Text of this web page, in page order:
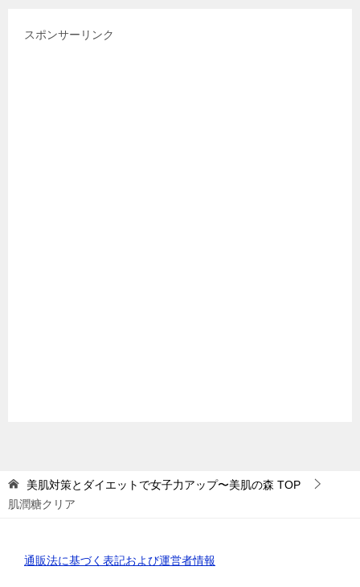
スポンサーリンク
美肌対策とダイエットで女子力アップ〜美肌の森 TOP
肌潤糖クリア
通販法に基づく表記および運営者情報